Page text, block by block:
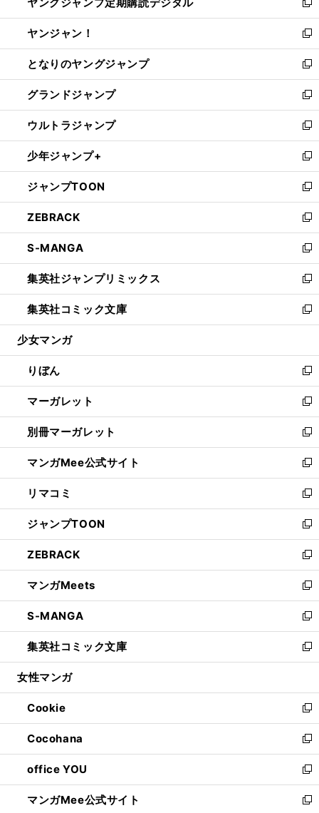
で
開
く
ド
ウ
で
開
く
い
ウ
ィ
ン
ド
ウ
で
開
く
新
し
い
ウ
ィ
ン
ド
ウ
で
開
く
ヤンジャン！
新
し
い
ウ
ィ
ン
ド
ウ
で
開
く
となりのヤングジャンプ
新
し
い
ウ
ィ
ン
ド
ウ
で
開
く
グランドジャンプ
新
し
い
ウ
ィ
ン
ド
ウ
で
開
く
ウルトラジャンプ
新
し
い
ウ
ィ
ン
ド
ウ
で
開
く
少年ジャンプ+
新
し
い
ウ
ィ
ン
ド
ウ
で
開
く
ジャンプTOON
新
し
い
ウ
ィ
ン
ド
ウ
で
開
ZEBRACK
新
し
い
ウ
ィ
ン
ド
ウ
開
く
S-MANGA
新
し
い
ウ
ィ
ン
ウ
で
開
く
集英社ジャンプリミックス
新
し
い
ウ
ン
ド
ウ
で
開
く
集英社コミック文庫
新
し
ウ
ィ
ン
ド
ウ
で
開
く
少女マンガ
りぼん
新
し
い
ウ
ィ
ン
ド
ウ
で
開
く
マーガレット
新
し
い
ウ
ィ
ン
ド
ウ
で
開
く
別冊マーガレット
新
し
い
ウ
ィ
ン
ド
ウ
で
開
く
マンガMee公式サイト
新
し
い
ウ
ィ
ン
ド
ウ
で
開
く
リマコミ
新
し
い
ウ
ィ
ン
ド
ウ
で
開
く
ジャンプTOON
新
し
い
ウ
ィ
ン
ド
ウ
で
開
ZEBRACK
新
し
い
ウ
ィ
ン
ド
ウ
開
く
マンガMeets
新
し
い
ウ
ィ
ン
ウ
で
開
く
S-MANGA
新
し
い
ウ
ン
ド
ウ
で
開
く
集英社コミック文庫
新
し
ウ
ィ
ン
ド
ウ
で
開
く
女性マンガ
Cookie
新
し
い
ウ
ィ
ン
ド
Cocohana
新
し
い
ウ
ィ
office YOU
新
し
い
マンガMee公式サイト
新